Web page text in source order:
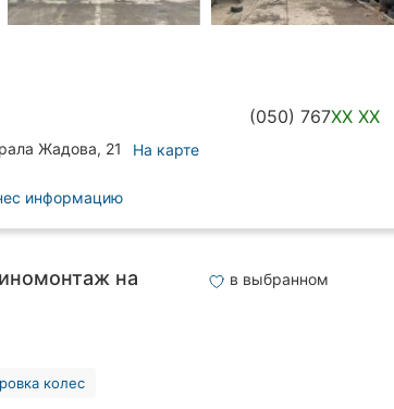
(050) 767XX XX
Жадова, 21 На карте
информацию
на
в выбранном
колес